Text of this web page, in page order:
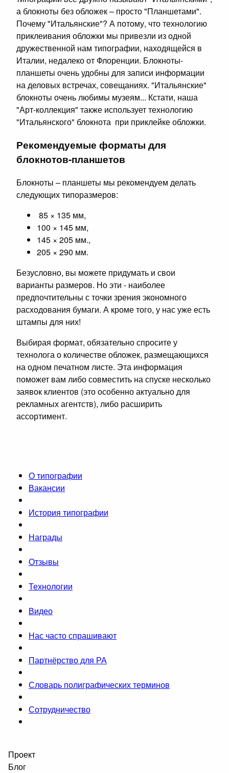
а блокноты без обложек – просто "Планшетами".
Почему "Итальянские"? А потому, что технологию
приклеивания обложки мы привезли из одной
дружественной нам типографии, находящейся в
Италии, недалеко от Флоренции. Блокноты-
планшеты очень удобны для записи информации
на деловых встречах, совещаниях. "Итальянские"
блокноты очень любимы музеям... Кстати, наша
"Арт-коллекция" также использует технологию
"Итальянского" блокнота при приклейке обложки.
Рекомендуемые форматы для
блокнотов-планшетов
Блокноты – планшеты мы рекомендуем делать
следующих типоразмеров:
85 × 135 мм,
100 × 145 мм,
145 × 205 мм.,
205 × 290 мм.
Безусловно, вы можете придумать и свои
варианты размеров. Но эти - наиболее
предпочтительны с точки зрения экономного
расходования бумаги. А кроме того, у нас уже есть
штампы для них!
Выбирая формат, обязательно спросите у
технолога о количестве обложек, размещающихся
на одном печатном листе. Эта информация
поможет вам либо совместить на спуске несколько
заявок клиентов (это особенно актуально для
рекламных агентств), либо расширить
ассортимент.
О типографии
Вакансии
История типографии
Награды
Отзывы
Технологии
Видео
Нас часто спрашивают
Партнёрство для РА
Словарь полиграфических терминов
Сотрудничество
Проект
Блог